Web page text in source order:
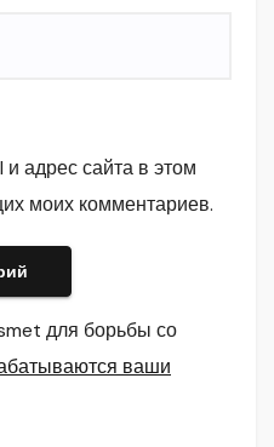
адрес сайта в этом
моих комментариев.
для борьбы со
ваши